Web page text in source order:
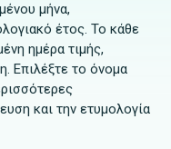
μήνα,
έτος. Το κάθε
ημέρα τιμής,
Επιλέξτε το όνομα
και την ετυμολογία